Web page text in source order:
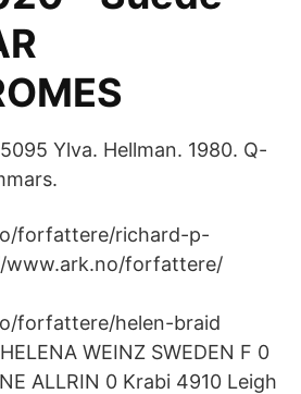
Ylva. Hellman. 1980. Q-
forfattere/richard-p-
www.ark.no/forfattere/
forfattere/helen-braid
WEINZ SWEDEN F 0
ALLRIN 0 Krabi 4910 Leigh